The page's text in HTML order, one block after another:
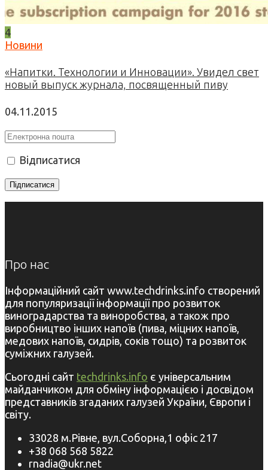
4
Новини
«Напитки. Технологии и Инновации». Увидел свет
новый выпуск журнала, посвященный пиву
04.11.2015
Відписатися
Про нас
Інформаційний сайт www.techdrinks.info створений
для популяризації інформації про розвиток
виноградарства та виноробства, а також про
виробництво інших напоїв (пива, міцних напоїв,
медових напоїв, сидрів, соків тощо) та розвиток
суміжних галузей.
Сьогодні сайт techdrinks.info є універсальним
майданчиком для обміну інформацією і досвідом
представників згаданих галузей України, Європи і
світу.
33028 м.Рівне, вул.Соборна,1 офіс 217
+38 068 568 5822
rnadia@ukr.net